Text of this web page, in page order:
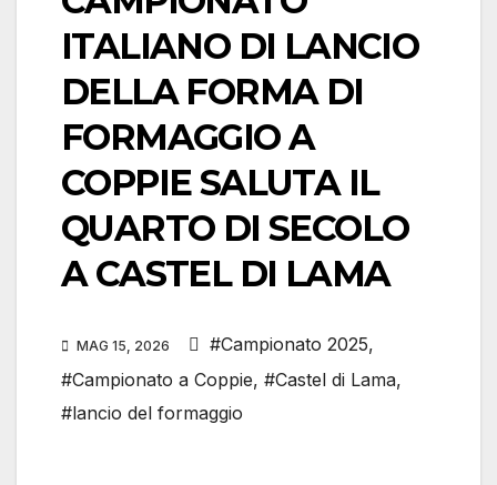
ITALIANO DI LANCIO
DELLA FORMA DI
FORMAGGIO A
COPPIE SALUTA IL
QUARTO DI SECOLO
A CASTEL DI LAMA
MAG 15, 2026 #Campionato 2025,
#Campionato a Coppie, #Castel di Lama,
#lancio del formaggio